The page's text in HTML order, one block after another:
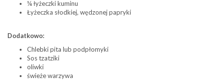
¼ łyżeczki kuminu
Łyżeczka słodkiej, wędzonej papryki
Dodatkowo:
Chlebki pita lub podpłomyki
Sos tzatziki
oliwki
świeże warzywa